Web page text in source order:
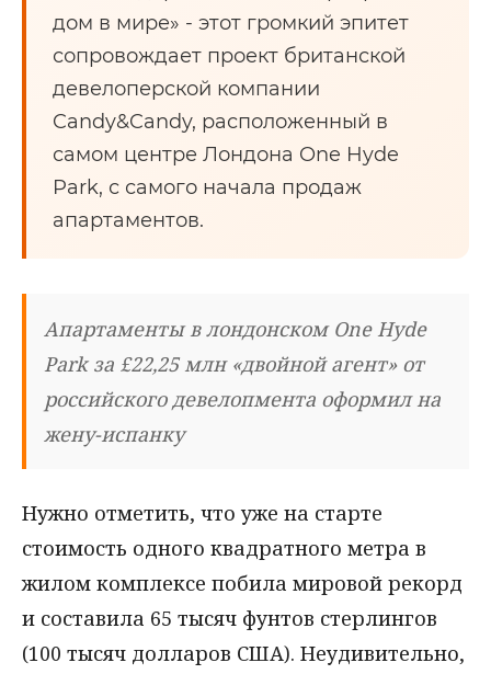
дом в мире» - этот громкий эпитет
сопровождает проект британской
девелоперской компании
Candy&Candy, расположенный в
самом центре Лондона One Hyde
Park, с самого начала продаж
апартаментов.
Апартаменты в лондонском One Hyde
Park за £22,25 млн «двойной агент» от
российского девелопмента оформил на
жену-испанку
Нужно отметить, что уже на старте
стоимость одного квадратного метра в
жилом комплексе побила мировой рекорд
и составила 65 тысяч фунтов стерлингов
(100 тысяч долларов США). Неудивительно,